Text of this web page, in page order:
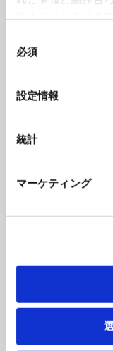
必須
設定情報
統計
マーケティング
ウォーターカッ
ライトマシニン
５軸制御による非鉄、